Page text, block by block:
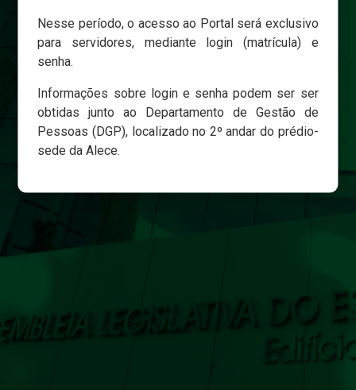
Esqueci minha senha
Nesse período, o acesso ao Portal será exclusivo
para servidores, mediante login (matrícula) e
senha.
Informações sobre login e senha podem ser ser
obtidas junto ao Departamento de Gestão de
Pessoas (DGP), localizado no 2º andar do prédio-
sede da Alece.